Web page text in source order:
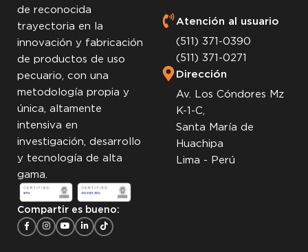
de reconocida
trayectoria en la
innovación y fabricación
de productos de uso
pecuario, con una
metodología propia y
única, altamente
intensiva en
investigación, desarrollo
y tecnología de alta
gama.
Compartir es bueno:
Atención al usuario
(511) 371-0390
(511) 371-0271
Dirección
Av. Los Cóndores Mz
K-1-C,
Santa María de
Huachipa
Lima - Perú